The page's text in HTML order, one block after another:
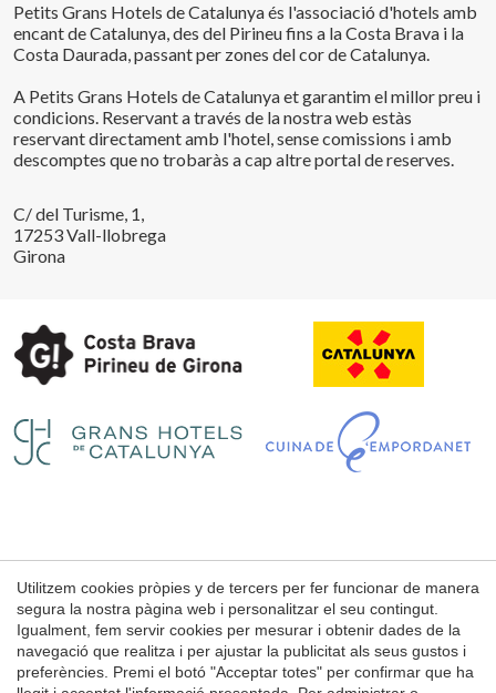
Petits Grans Hotels de Catalunya és l'associació d'hotels amb
encant de Catalunya, des del Pirineu fins a la Costa Brava i la
Costa Daurada, passant per zones del cor de Catalunya.
A Petits Grans Hotels de Catalunya et garantim el millor preu i
condicions. Reservant a través de la nostra web estàs
reservant directament amb l'hotel, sense comissions i amb
descomptes que no trobaràs a cap altre portal de reserves.
C/ del Turisme, 1,
17253 Vall-llobrega
Girona
Avís Legal
Condicions d'ús de la web
Política de Cookies
Utilitzem cookies pròpies y de tercers per fer funcionar de manera
segura la nostra pàgina web i personalitzar el seu contingut.
Igualment, fem servir cookies per mesurar i obtenir dades de la
navegació que realitza i per ajustar la publicitat als seus gustos i
preferències. Premi el botó "Acceptar totes" per confirmar que ha
Acceptar totes